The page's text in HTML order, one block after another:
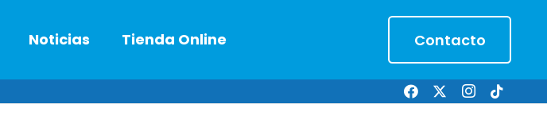
Noticias Tienda Online Contacto